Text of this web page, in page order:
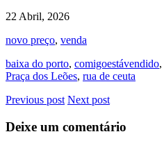
22 Abril, 2026
novo preço, venda
baixa do porto, comigoestávendido,
Praça dos Leões, rua de ceuta
Previous post Next post
Deixe um comentário